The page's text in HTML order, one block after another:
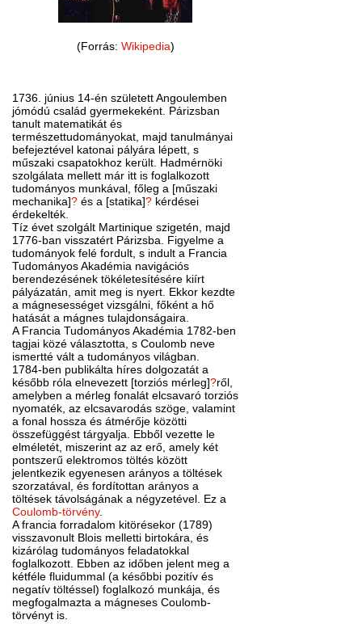
(Forrás: Wikipedia)
1736. június 14-én született Angoulemben
jómódú család gyermekeként. Párizsban
tanult matematikát és
természettudományokat, majd tanulmányai
befejeztével katonai pályára lépett, s
műszaki csapatokhoz került. Hadmérnöki
szolgálata mellett már itt is foglalkozott
tudományos munkával, főleg a [műszaki
mechanika]? és a [statika]? kérdései
érdekelték.
Tíz évet szolgált Martinique szigetén, majd
1776-ban visszatért Párizsba. Figyelme a
tudományok felé fordult, s indult a Francia
Tudományos Akadémia navigációs
berendezésének tökéletesítésére kiírt
pályázatán, amit meg is nyert. Ekkor kezdte
a mágnesességet vizsgálni, főként a hő
hatását a mágnes tulajdonságaira.
A Francia Tudományos Akadémia 1782-ben
tagjai közé választotta, s Coulomb neve
ismertté vált a tudományos világban.
1784-ben publikálta híres dolgozatát a
később róla elnevezett [torziós mérleg]?ről,
amelyben a mérleg fonalát elcsavaró torziós
nyomaték, az elcsavarodás szöge, valamint
a fonal hossza és átmérője közötti
összefüggést tárgyalja. Ebből vezette le
elméletét, miszerint az az erő, amely két
pontszerű elektromos töltés között
jelentkezik egyenesen arányos a töltések
szorzatával, és fordítottan arányos a
töltések távolságának a négyzetével. Ez a
Coulomb-törvény.
A francia forradalom kitörésekor (1789)
visszavonult Blois melletti birtokára, és
kizárólag tudományos feladatokkal
foglalkozott. Ebben az időben jelent meg a
kétféle fluidummal (a későbbi pozitív és
negatív töltéssel) foglalkozó munkája, és
megfogalmazta a mágneses Coulomb-
törvényt is.